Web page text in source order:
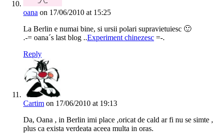
oana on 17/06/2010 at 15:25
La Berlin e numai bine, si ursii polari supravietuiesc 🙂
.-= oana´s last blog ..Experiment chinezesc =-.
Reply
Cartim on 17/06/2010 at 19:13
Da, Oana , in Berlin imi place ,oricat de cald ar fi nu se simte ,
plus ca exista verdeata aceea multa in oras.